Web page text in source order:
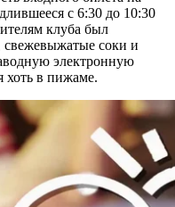
с 6:30 до 10:30
клуба был
соки и
электронную
хоть в пижаме.